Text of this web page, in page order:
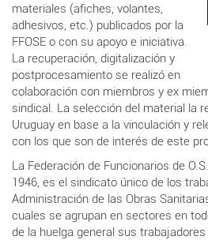
materiales (afiches, volantes,
adhesivos, etc.) publicados por la
FFOSE o con su apoyo e iniciativa.
La recuperación, digitalización y
postprocesamiento se realizó en
colaboración con miembros y ex
sindical. La selección del material la
Uruguay en base a la vinculación y
con los que son de interés de este
La Federación de Funcionarios de
1946, es el sindicato único de los
Administración de las Obras
cuales se agrupan en sectores en
de la huelga general sus